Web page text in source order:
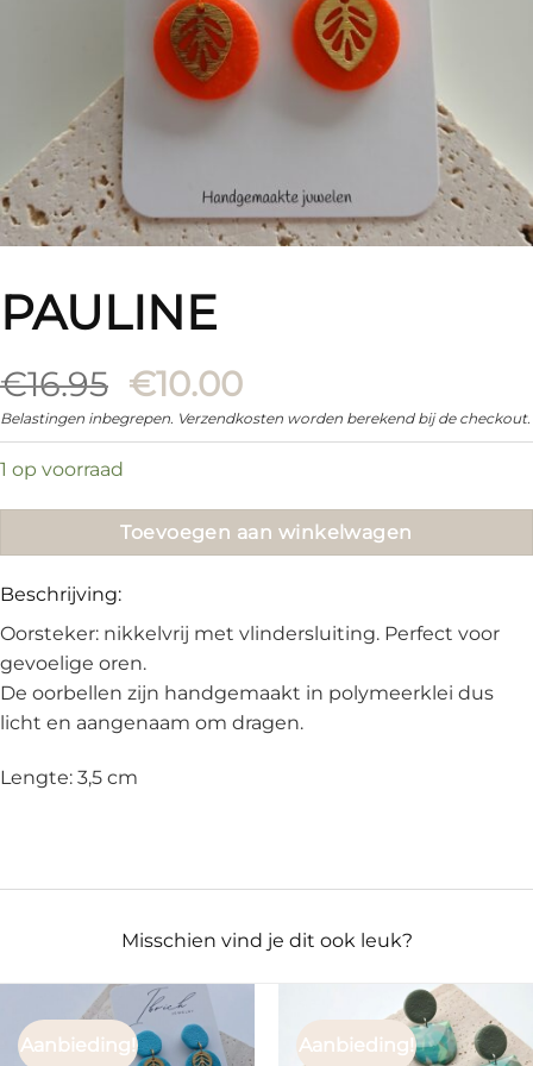
PAULINE
€16.95 Oorspronkelijke
prijs
was:
€10.00Huidige
prijs
is:
Belastingen inbegrepen. Verzendkosten worden berekend bij de checkout.
1 op voorraad
Toevoegen aan winkelwagen
Beschrijving:
Oorsteker: nikkelvrij met vlindersluiting. Perfect voor
gevoelige oren.
De oorbellen zijn handgemaakt in polymeerklei dus
licht en aangenaam om dragen.
Lengte: 3,5 cm
Misschien vind je dit ook leuk?
Aanbieding! Aanbieding!